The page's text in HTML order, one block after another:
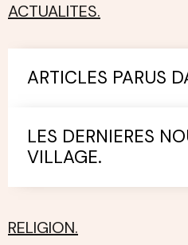
ACTUALITES.
ARTICLES PARUS
LES DERNIERES
VILLAGE.
RELIGION.